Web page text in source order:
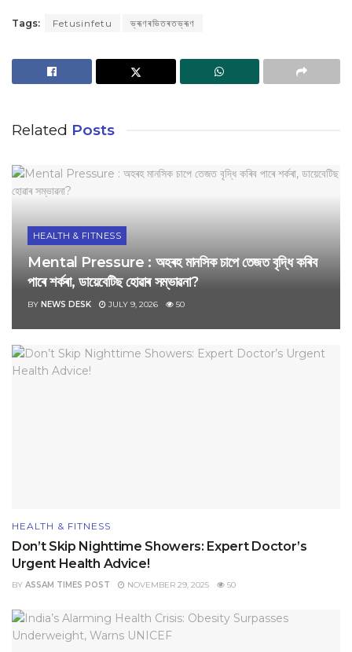
Tags: Fetusinfetu ভ্ৰূণৰভিতৰতভ্ৰূণ
Related Posts
HEALTH & FITNESS
Mental Pressure : অহৰহ মানসিক চাপে তেজত বৃদ্ধি কৰিব
পাৰে শৰ্কৰা, ডায়েবেটিছ হোৱাৰ সম্ভাৱনা?
BY NEWS DESK JULY 9, 2026 50
HEALTH & FITNESS
Don’t Skip Nighttime Showers: Expert Doctor’s
Urgent Health Advice!
BY ASSAM TIMES POST NOVEMBER 29, 2025 50